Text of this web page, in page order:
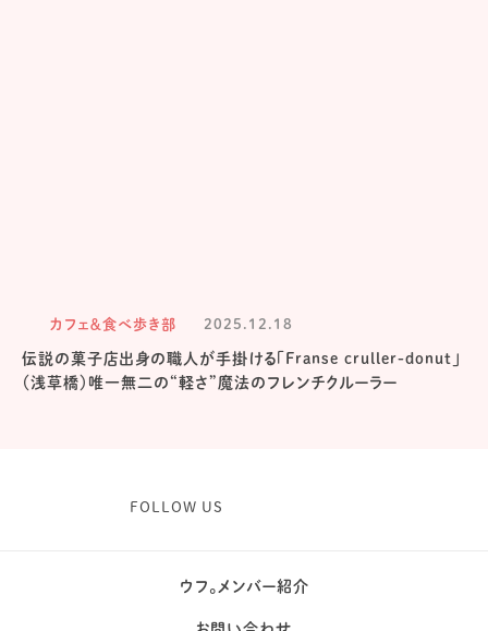
カフェ＆食べ歩き部 2025.12.18
伝説の菓子店出身の職人が手掛ける「Franse cruller-donut」
（浅草橋）唯一無二の“軽さ”魔法のフレンチクルーラー
FOLLOW US
ウフ。メンバー紹介